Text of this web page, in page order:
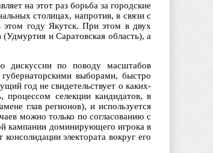
на этот раз борьба за городские
столицах, напротив, в связи с
году Якутск. При этом в двух
и Саратовская область), а
дискуссии по поводу масштабов
выборами, быстро
год не свидетельствует о каких-
селекции кандидатов, в
глав регионов), и используется
можно только по согласованию с
кампании доминирующего игрока в
электората вокруг его